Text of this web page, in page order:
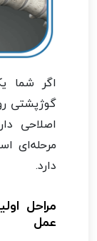
اگر شما
گوژپشتی
اصلاحی
مرحله‌ای
دارد.
مراحل
عمل